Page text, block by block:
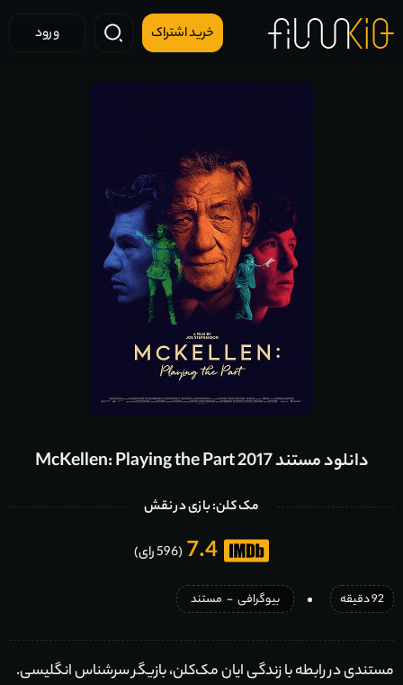
خرید اشتراک ورود
دانلود مستند McKellen: Playing the Part 2017
مک کلن: بازی در نقش
7.4 (596 رای)
92 دقیقه بیوگرافی - مستند
مستندی در رابطه با زندگی ایان مک‌کلن، بازیگر سرشناس انگلیسی.